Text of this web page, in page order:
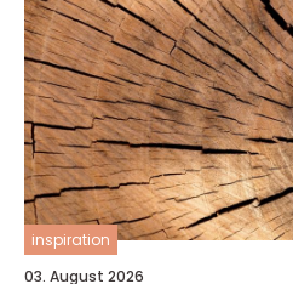
inspiration
03. August 2026